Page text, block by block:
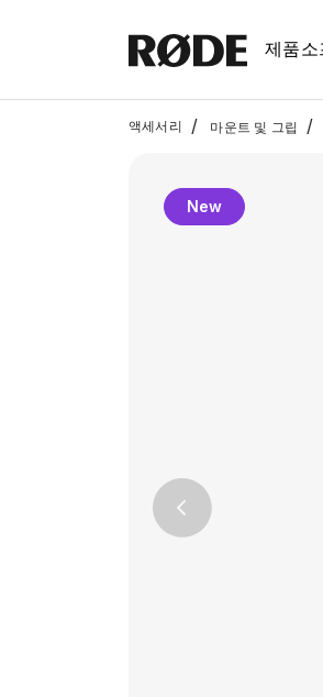
제품
액세서리 / 마운트 및 그립 /
Previous
New